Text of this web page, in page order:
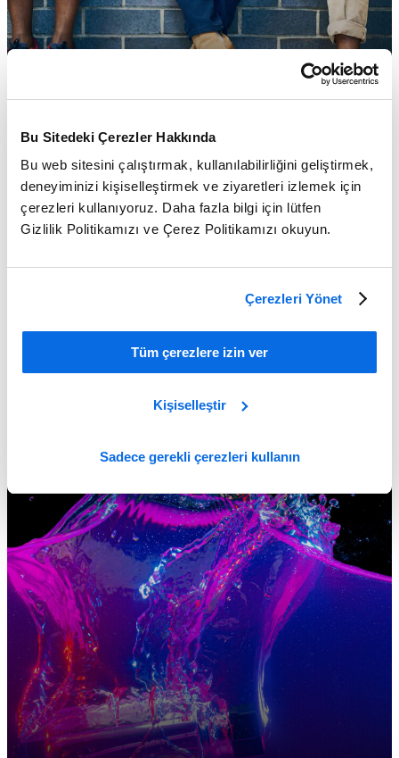
Bu Sitedeki Çerezler Hakkında
Bu web sitesini çalıştırmak, kullanılabilirliğini geliştirmek,
deneyiminizi kişiselleştirmek ve ziyaretleri izlemek için
çerezleri kullanıyoruz. Daha fazla bilgi için lütfen
Gizlilik Politikamızı ve Çerez Politikamızı okuyun.
Çerezleri Yönet
Tüm çerezlere izin ver
Kişiselleştir
Sadece gerekli çerezleri kullanın
PLM İçin İş Gerekçesi Oluşturmak
Learn More